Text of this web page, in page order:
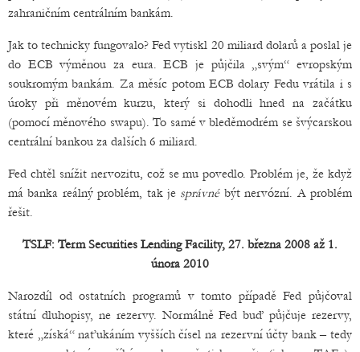
zahraničním centrálním bankám.
Jak to technicky fungovalo? Fed vytiskl 20 miliard dolarů a poslal je
do ECB výměnou za eura. ECB je půjčila „svým“ evropským
soukromým bankám. Za měsíc potom ECB dolary Fedu vrátila i s
úroky při měnovém kurzu, který si dohodli hned na začátku
(pomocí měnového swapu). To samé v bleděmodrém se švýcarskou
centrální bankou za dalších 6 miliard.
Fed chtěl snížit nervozitu, což se mu povedlo. Problém je, že když
má banka reálný problém, tak je správnébýt nervózní. A problém
řešit.
TSLF: Term Securities Lending Facility, 27. března 2008 až 1.
února 2010
Narozdíl od ostatních programů v tomto případě Fed půjčoval
státní dluhopisy, ne rezervy. Normálně Fed buď půjčuje rezervy,
které „získá“ naťukáním vyšších čísel na rezervní účty bank – tedy